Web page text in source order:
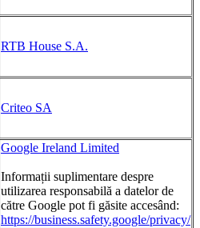
RTB House S.A.
Criteo SA
Google Ireland Limited
Informații suplimentare despre
utilizarea responsabilă a datelor de
către Google pot fi găsite accesând:
https://business.safety.google/privacy/